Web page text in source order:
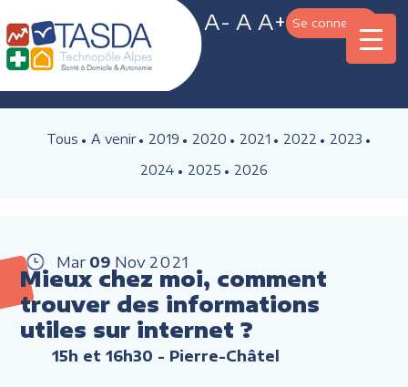
A- A A+ Se connecter
Tous A venir 2019 2020 2021 2022
2023
2024
2025 2026
Mar 09 Nov 2021
Mieux chez moi, comment
trouver des informations
utiles sur internet ?
15h et 16h30 - Pierre-Châtel